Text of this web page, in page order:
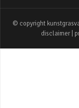
© copyright
disclaimer